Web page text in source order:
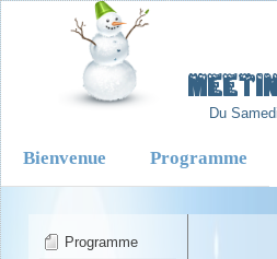
Du
Bienvenue Programme
Programme